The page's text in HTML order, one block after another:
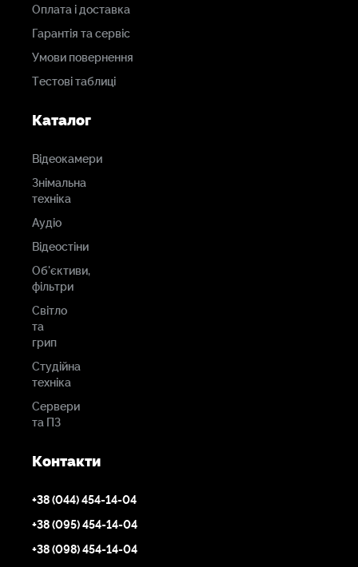
Оплата і доставка
Гарантія та сервіс
Умови повернення
Тестові таблиці
Каталог
Відеокамери
Знімальна
техніка
Аудіо
Відеостіни
Об'єктиви,
фільтри
Світло
та
грип
Студійна
техніка
Сервери
та ПЗ
Контакти
+38 (044) 454-14-04
+38 (095) 454-14-04
+38 (098) 454-14-04